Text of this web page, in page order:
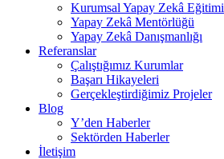
Kurumsal Yapay Zekâ Eğitimi
Yapay Zekâ Mentörlüğü
Yapay Zekâ Danışmanlığı
Referanslar
Çalıştığımız Kurumlar
Başarı Hikayeleri
Gerçekleştirdiğimiz Projeler
Blog
Y’den Haberler
Sektörden Haberler
İletişim